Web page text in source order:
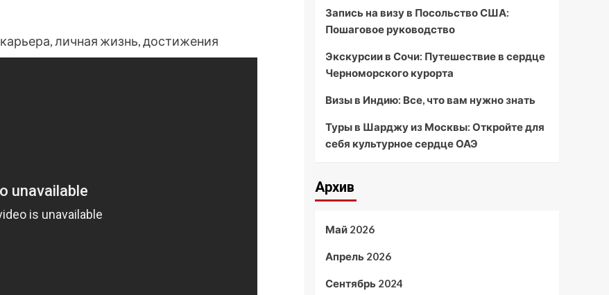
Запись на визу в Посольство США:
Пошаговое руководство
Экскурсии в Сочи: Путешествие в сердце
Черноморского курорта
Визы в Индию: Все, что вам нужно знать
Туры в Шарджу из Москвы: Откройте для
себя культурное сердце ОАЭ
Архив
Май 2026
Апрель 2026
Сентябрь 2024